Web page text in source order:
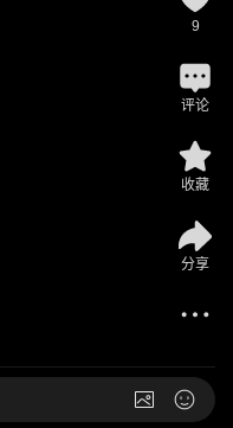
9
评论
收藏
分享